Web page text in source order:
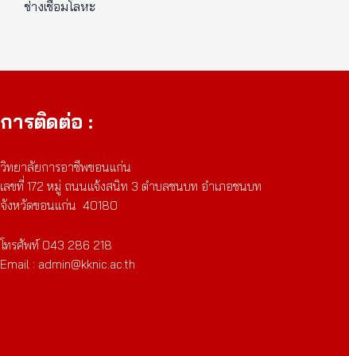
ช่างเชื่อมโลหะ
การติดต่อ :
วิทยาลัยการอาชีพขอนแก่น
เลขที่ 172 หมู่ ถนนแจ้งสนิท 3 ตำบลชนบท อำเภอชนบท
จังหวัดขอนแก่น 40180
โทรศัพท์ 043 286 218
Email : admin@kknic.ac.th